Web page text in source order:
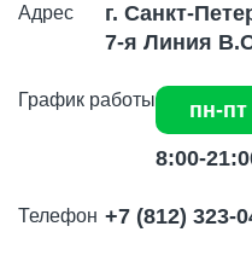
Адрес
г. Санкт-
7-я Линия
График работы
пн-пт
8:00-
Телефон +7 (812) 323-